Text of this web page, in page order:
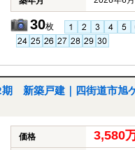
30枚
期 新築戸建｜四街道市旭
価格 3,580